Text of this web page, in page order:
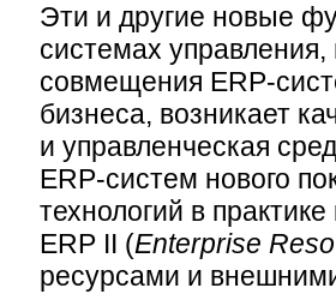
Эти и другие новые
системах
совмещения ERP-
бизнеса, возникает
и управленческая
ERP-систем нового
технологий в
ERP II (Enterprise
ресурсами и